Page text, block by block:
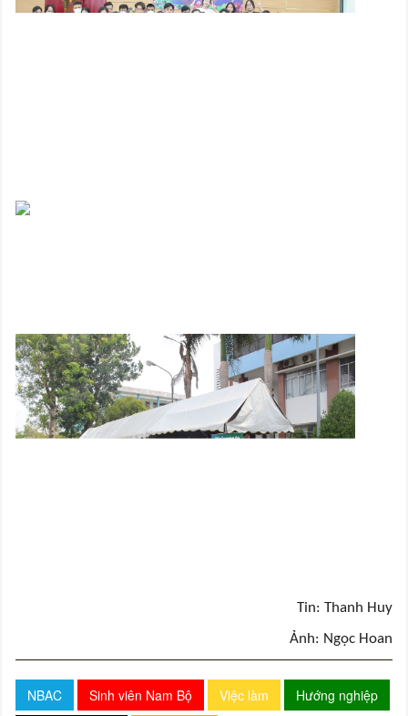
Tin: Thanh Huy
Ảnh: Ngọc Hoan
NBAC Sinh viên Nam Bộ Việc làm
Hướng nghiệp